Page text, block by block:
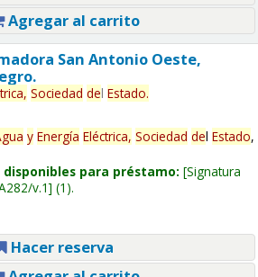
Agregar al carrito
San Antonio Oeste,
Sociedad del Estado.
y Energía Eléctrica, Sociedad del Estado,
disponibles para préstamo: Signatura
v.1 (1).
Hacer reserva